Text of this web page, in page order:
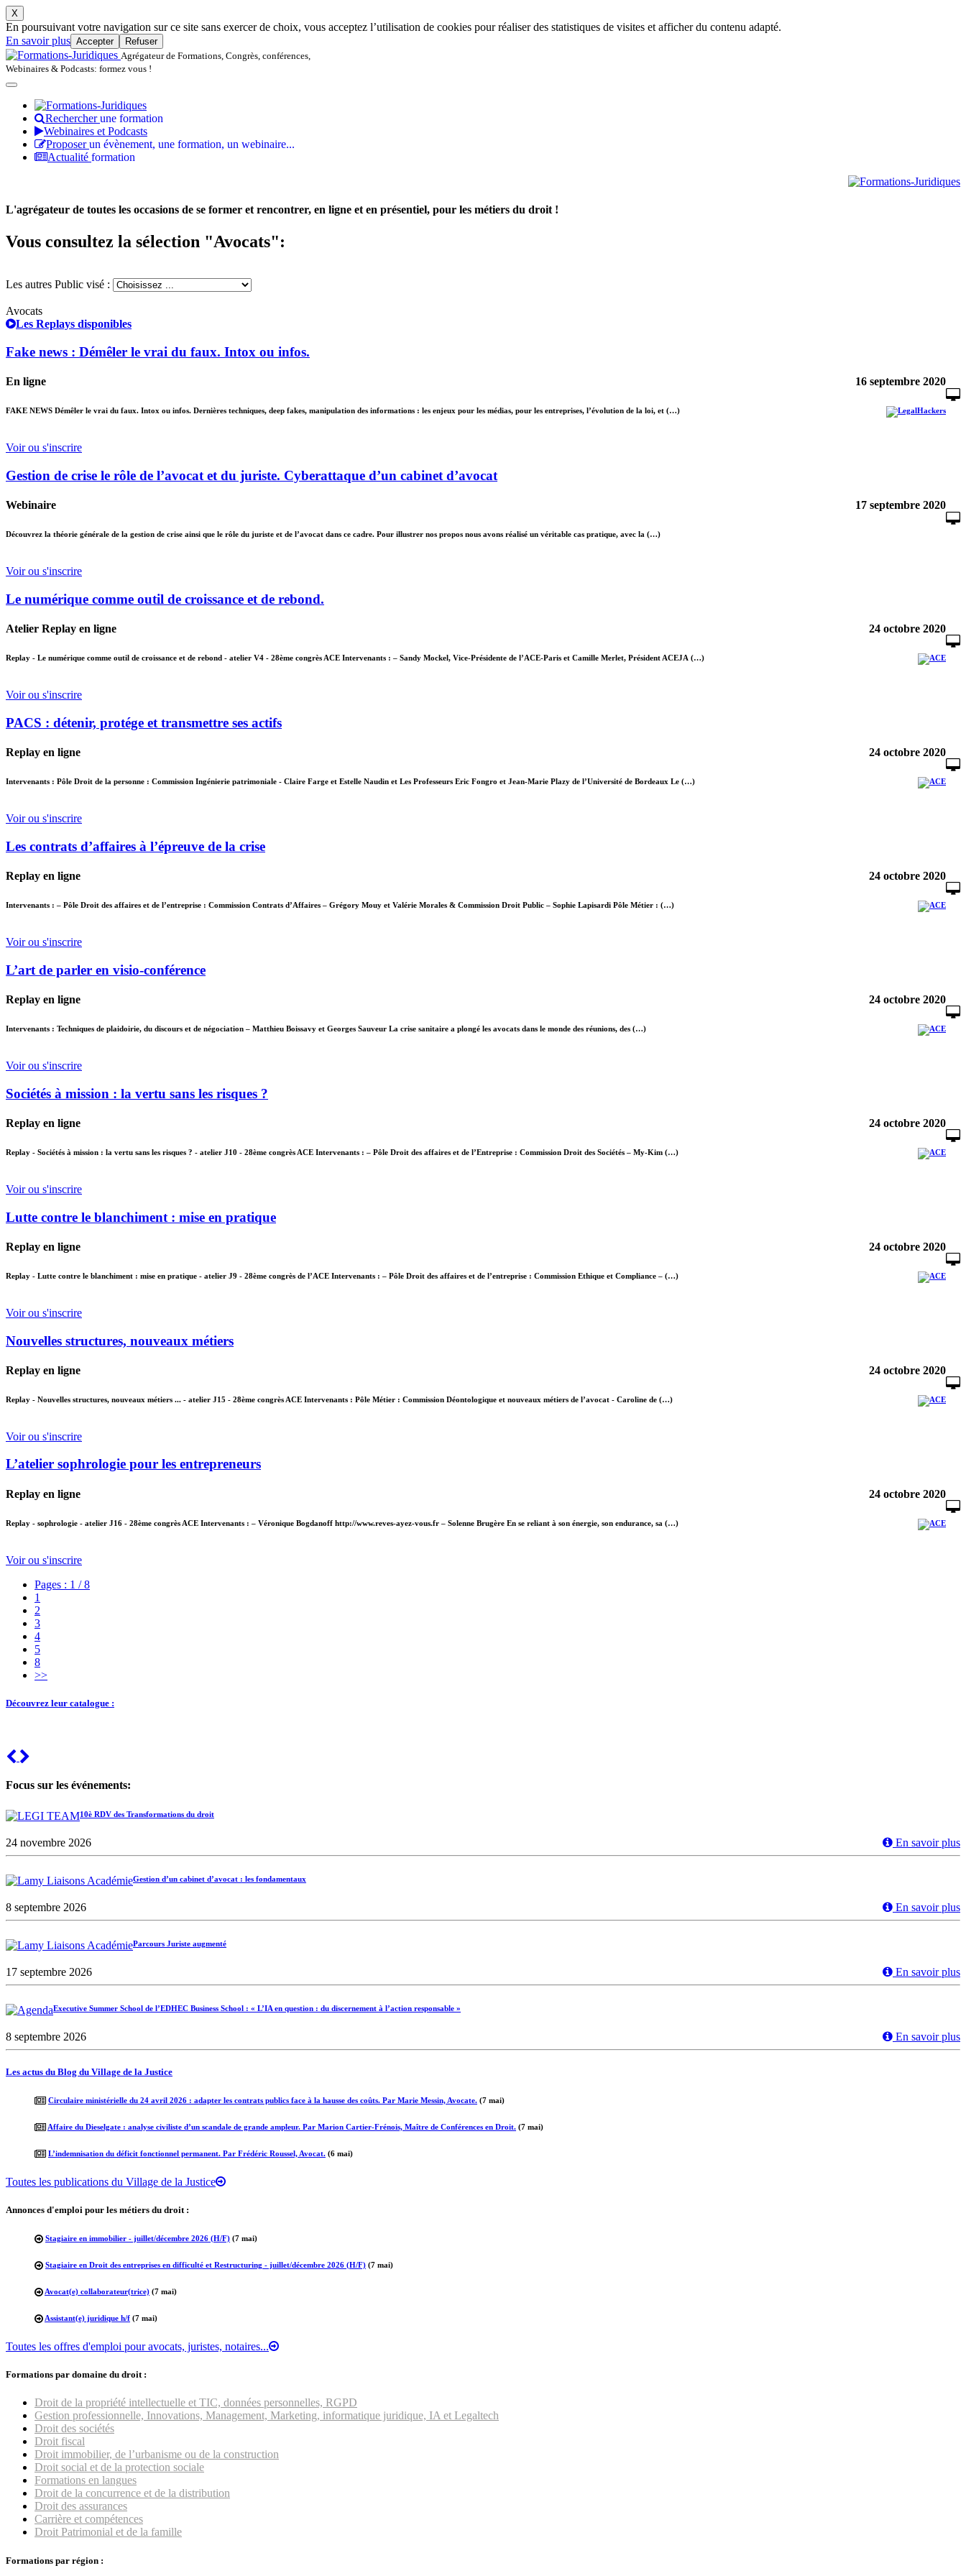
X
En poursuivant votre navigation sur ce site sans exercer de choix, vous acceptez l’utilisation de cookies pour réaliser des statistiques de visites et afficher du contenu adapté.
En savoir plus Accepter
Refuser
Agrégateur de Formations, Congrès, conférences,
Webinaires & Podcasts: formez vous !
Rechercherune formation
Webinaires et Podcasts
Proposerun évènement, une formation, un webinaire...
Actualité formation
L'agrégateur de toutes les occasions de se former et rencontrer, en ligne et en présentiel, pour les métiers du droit !
Vous consultez la sélection "Avocats":
Les autres Public visé :
Avocats
Les Replays disponibles
Fake news : Démêler le vrai du faux. Intox ou infos.
En ligne 16 septembre 2020
FAKE NEWS Démêler le vrai du faux. Intox ou infos. Dernières techniques, deep fakes, manipulation des informations : les enjeux pour les médias, pour les entreprises, l’évolution de la loi, et (…)
Voir ou s'inscrire
Gestion de crise le rôle de l’avocat et du juriste. Cyberattaque d’un cabinet d’avocat
Webinaire 17 septembre 2020
Découvrez la théorie générale de la gestion de crise ainsi que le rôle du juriste et de l’avocat dans ce cadre. Pour illustrer nos propos nous avons réalisé un véritable cas pratique, avec la (…)
Voir ou s'inscrire
Le numérique comme outil de croissance et de rebond.
Atelier Replay en ligne 24 octobre 2020
Replay - Le numérique comme outil de croissance et de rebond - atelier V4 - 28ème congrès ACE Intervenants : – Sandy Mockel, Vice-Présidente de l’ACE-Paris et Camille Merlet, Président ACEJA (…)
Voir ou s'inscrire
PACS : détenir, protége et transmettre ses actifs
Replay en ligne 24 octobre 2020
Intervenants : Pôle Droit de la personne : Commission Ingénierie patrimoniale - Claire Farge et Estelle Naudin et Les Professeurs Eric Fongro et Jean-Marie Plazy de l’Université de Bordeaux Le (…)
Voir ou s'inscrire
Les contrats d’affaires à l’épreuve de la crise
Replay en ligne 24 octobre 2020
Intervenants : – Pôle Droit des affaires et de l’entreprise : Commission Contrats d’Affaires – Grégory Mouy et Valérie Morales & Commission Droit Public – Sophie Lapisardi Pôle Métier : (…)
Voir ou s'inscrire
L’art de parler en visio-conférence
Replay en ligne 24 octobre 2020
Intervenants : Techniques de plaidoirie, du discours et de négociation – Matthieu Boissavy et Georges Sauveur La crise sanitaire a plongé les avocats dans le monde des réunions, des (…)
Voir ou s'inscrire
Sociétés à mission : la vertu sans les risques ?
Replay en ligne 24 octobre 2020
Replay - Sociétés à mission : la vertu sans les risques ? - atelier J10 - 28ème congrès ACE Intervenants : – Pôle Droit des affaires et de l’Entreprise : Commission Droit des Sociétés – My-Kim (…)
Voir ou s'inscrire
Lutte contre le blanchiment : mise en pratique
Replay en ligne 24 octobre 2020
Replay - Lutte contre le blanchiment : mise en pratique - atelier J9 - 28ème congrès de l’ACE Intervenants : – Pôle Droit des affaires et de l’entreprise : Commission Ethique et Compliance – (…)
Voir ou s'inscrire
Nouvelles structures, nouveaux métiers
Replay en ligne 24 octobre 2020
Replay - Nouvelles structures, nouveaux métiers ... - atelier J15 - 28ème congrès ACE Intervenants : Pôle Métier : Commission Déontologique et nouveaux métiers de l’avocat - Caroline de (…)
Voir ou s'inscrire
L’atelier sophrologie pour les entrepreneurs
Replay en ligne 24 octobre 2020
Replay - sophrologie - atelier J16 - 28ème congrès ACE Intervenants : – Véronique Bogdanoff http://www.reves-ayez-vous.fr – Solenne Brugère En se reliant à son énergie, son endurance, sa (…)
Voir ou s'inscrire
Pages : 1 / 8
1
2
3
4
5
8
>>
Découvrez leur catalogue :
Previous
Focus sur les événements:
10è RDV des Transformations du droit
24 novembre 2026 En savoir plus
Gestion d’un cabinet d’avocat : les fondamentaux
8 septembre 2026 En savoir plus
Parcours Juriste augmenté
17 septembre 2026 En savoir plus
Executive Summer School de l’EDHEC Business School : « L’IA en question : du discernement à l’action responsable »
8 septembre 2026 En savoir plus
Les actus du Blog du Village de la Justice
Circulaire ministérielle du 24 avril 2026 : adapter les contrats publics face à la hausse des coûts. Par Marie Messin, Avocate. (7 mai)
Affaire du Dieselgate : analyse civiliste d’un scandale de grande ampleur. Par Marion Cartier-Frénois, Maître de Conférences en Droit. (7 mai)
L’indemnisation du déficit fonctionnel permanent. Par Frédéric Roussel, Avocat. (6 mai)
Toutes les publications du Village de la Justice
Annonces d'emploi pour les métiers du droit :
Stagiaire en immobilier - juillet/décembre 2026 (H/F) (7 mai)
Stagiaire en Droit des entreprises en difficulté et Restructuring - juillet/décembre 2026 (H/F) (7 mai)
Avocat(e) collaborateur(trice) (7 mai)
Assistant(e) juridique h/f (7 mai)
Toutes les offres d'emploi pour avocats, juristes, notaires...
Formations par domaine du droit :
Droit de la propriété intellectuelle et TIC, données personnelles, RGPD
Gestion professionnelle, Innovations, Management, Marketing, informatique juridique, IA et Legaltech
Droit des sociétés
Droit fiscal
Droit immobilier, de l’urbanisme ou de la construction
Droit social et de la protection sociale
Formations en langues
Droit de la concurrence et de la distribution
Droit des assurances
Carrière et compétences
Droit Patrimonial et de la famille
Formations par région :